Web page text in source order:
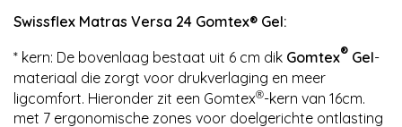
Swissflex Matras Versa 24 Gomtex® Gel:
* kern: De bovenlaag bestaat uit 6 cm dik Gomtex® Gel-
materiaal die zorgt voor drukverlaging en meer
ligcomfort. Hieronder zit een Gomtex®-kern van 16cm.
met 7 ergonomische zones voor doelgerichte ontlasting